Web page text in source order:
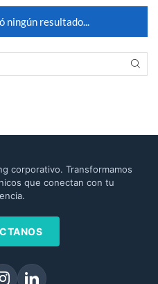
ningún resultado...
corporativo. Transformamos
que conectan con tu